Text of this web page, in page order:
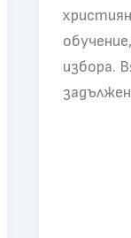
избора.